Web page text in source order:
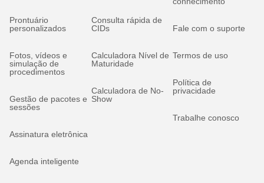
Prontuário
personalizados
Fotos, vídeos e
simulação de
procedimentos
Gestão de pacotes e
sessões
Assinatura eletrônica
Agenda inteligente
Consulta rápida de
CIDs
Calculadora Nível de
Maturidade
Calculadora de No-
Show
Fale com o suporte
Termos de uso
Política de
privacidade
Trabalhe conosco